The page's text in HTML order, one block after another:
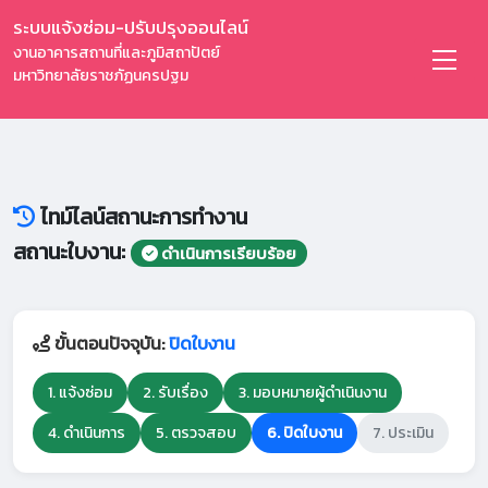
ระบบแจ้งซ่อม-ปรับปรุงออนไลน์
งานอาคารสถานที่และภูมิสถาปัตย์
มหาวิทยาลัยราชภัฏนครปฐม
ไทม์ไลน์สถานะการทำงาน
สถานะใบงาน:
ดำเนินการเรียบร้อย
ขั้นตอนปัจจุบัน:ปิดใบงาน
1. แจ้งซ่อม 2. รับเรื่อง
3. มอบหมายผู้ดำเนินงาน
4. ดำเนินการ
5. ตรวจสอบ 6. ปิดใบงาน 7. ประเมิน